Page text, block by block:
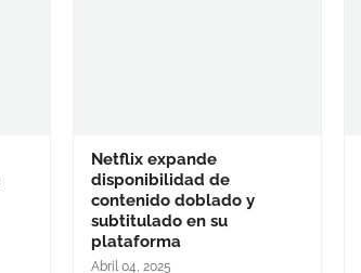
Netflix expande
disponibilidad de
contenido doblado y
subtitulado en su
plataforma
Abril 04, 2025